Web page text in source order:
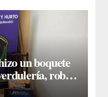
un boquete
robó
ser filmado